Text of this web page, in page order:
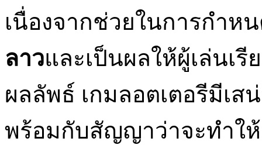
เนื่องจากช่วยในการกำ
ลาวและเป็นผลให้ผู้เล่นเ
ผลลัพธ์ เกมลอตเตอรีมีเส
พร้อมกับสัญญาว่าจะทำใ